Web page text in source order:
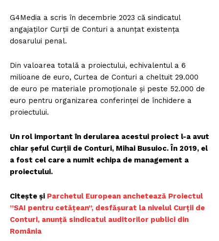
G4Media a scris în decembrie 2023 că sindicatul
angajaților Curții de Conturi a anunțat existența
dosarului penal.
Din valoarea totală a proiectului, echivalentul a 6
milioane de euro, Curtea de Conturi a cheltuit 29.000
de euro pe materiale promoționale și peste 52.000 de
euro pentru organizarea conferinței de închidere a
proiectului.
Un rol important în derularea acestui proiect l-a avut
chiar șeful Curții de Conturi, Mihai Busuioc. În 2019, el
a fost cel care a numit echipa de management a
proiectului.
Citește și Parchetul European anchetează Proiectul
”SAI pentru cetățean”, desfășurat la nivelul Curții de
Conturi, anunță sindicatul auditorilor publici din
România